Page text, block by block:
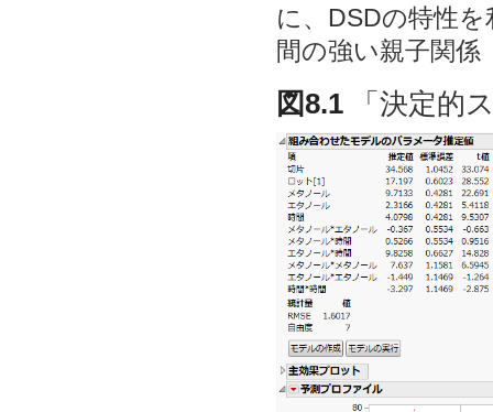
に、DSDの特性
間の強い親子関
図8.1 「決定的